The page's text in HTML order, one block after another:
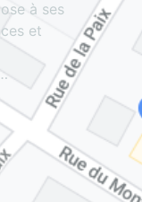
à ses
et